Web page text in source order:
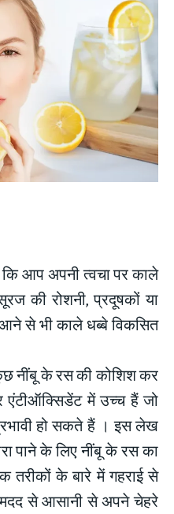
कि आप अपनी त्वचा पर काले
की रोशनी, प्रदूषकों या
से भी काले धब्बे विकसित
नींबू के रस की कोशिश कर
में उच्च हैं जो
हो सकते हैं । इस लेख
पाने के लिए नींबू के रस का
के बारे में गहराई से
से आसानी से अपने चेहरे